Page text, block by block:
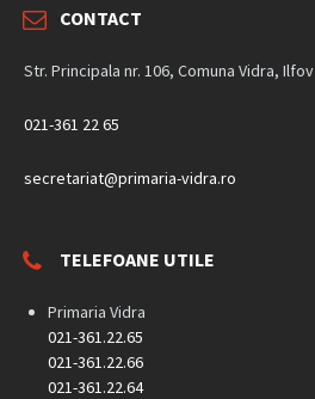
CONTACT
Str. Principala nr. 106, Comuna Vidra, Ilfov
021-361 22 65
secretariat@primaria-vidra.ro
TELEFOANE UTILE
Primaria Vidra
021-361.22.65
021-361.22.66
021-361.22.64